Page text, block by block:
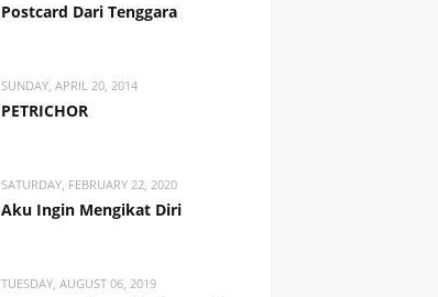
Postcard Dari Tenggara
SUNDAY, APRIL 20, 2014
PETRICHOR
SATURDAY, FEBRUARY 22, 2020
Aku Ingin Mengikat Diri
TUESDAY, AUGUST 06, 2019